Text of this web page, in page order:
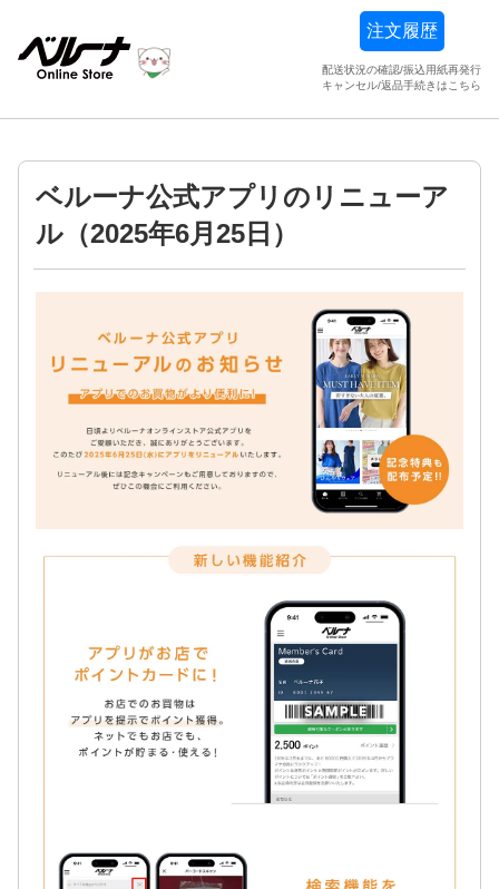
注文履歴
配送状況の確認/振込用紙再発行
キャンセル/返品手続きはこちら
ベルーナ公式アプリのリニューア
ル（2025年6月25日）